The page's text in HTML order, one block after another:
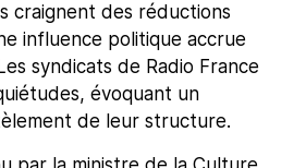
craignent des réductions
influence politique accrue
syndicats de Radio France
évoquant un
de leur structure.